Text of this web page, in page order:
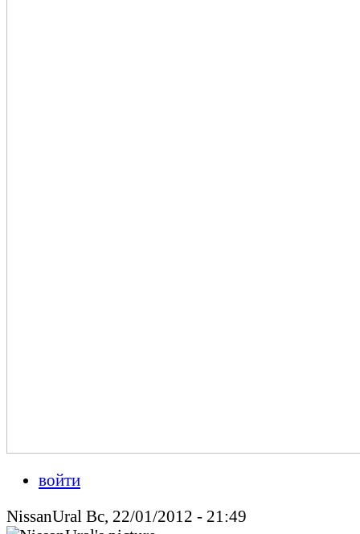
войти
NissanUral Вс, 22/01/2012 - 21:49